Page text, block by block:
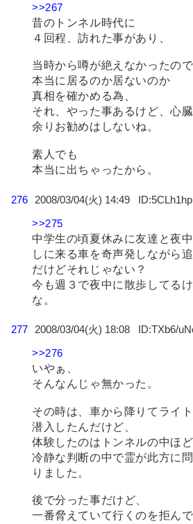
>>267
昔のトンネル時代に
４回程、訪れた事があり、
当時から噂が絶えなかったので
本当に居るのか居ないのか
真相を確かめる為、
それ、やった事あるけど、心
余りお勧めはしないね。
素人でも
本当に出ちゃったから。
276 2008/03/04(火) 14:49
>>275
中学生の頃夏休みに友達と夜
しに来る車を奇声発しながら
だけどそれじゃない？
今も週３で夜中に散歩してる
な。
277 2008/03/04(火) 18:08
TXb6/
>>276
いやぁ、
そんなんじゃ無かった。
その時は、車から降りてライ
潜入したんだけど、
体験したのはトンネルの中ほど
冷静な判断の中で霊が此方に
りました。
後で分った事だけど、
一番脅えていて行くのを拒んで